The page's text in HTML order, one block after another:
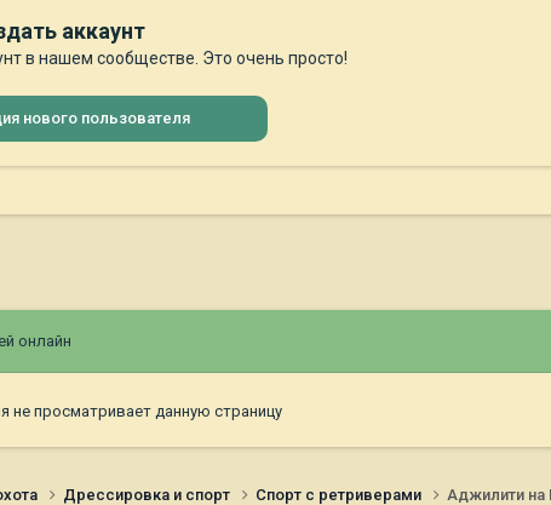
аккаунт
в нашем сообществе. Это очень просто!
нового пользователя
онлайн
не просматривает данную страницу
Дрессировка и спорт Спорт с ретриверами Аджилити на